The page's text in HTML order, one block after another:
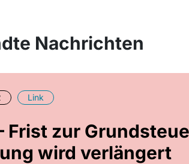
Nachrichten
Link
Frist zur
wird verlängert